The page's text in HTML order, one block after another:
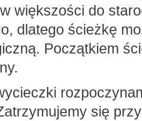
większości do
dlatego ścieżkę
Początkiem
się